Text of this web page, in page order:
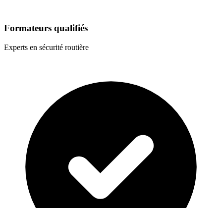
Formateurs qualifiés
Experts en sécurité routière